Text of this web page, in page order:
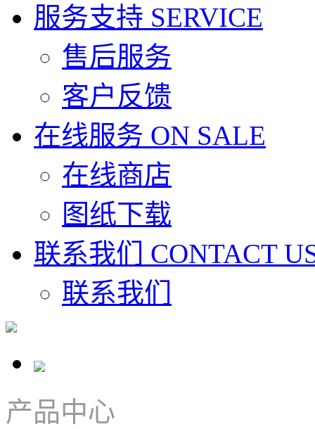
服务支持 SERVICE
售后服务
客户反馈
在线服务 ON SALE
在线商店
图纸下载
联系我们
CONTACT
联系我们
产品中心